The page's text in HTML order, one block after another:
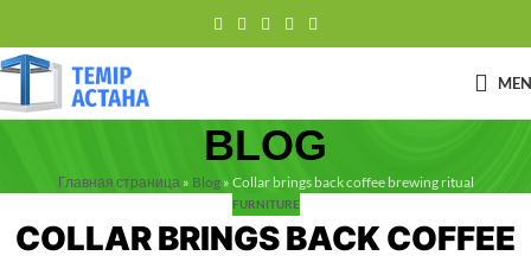
BLOG
Главная страница» Blog» Collar brings back coffee brewing ritual
FURNITURE
COLLAR BRINGS BACK COFFEE